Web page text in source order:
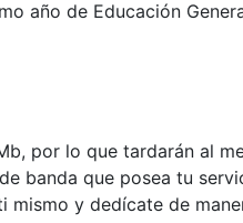
año de Educación
por lo que tardarán al
banda que posea tu
y dedícate de